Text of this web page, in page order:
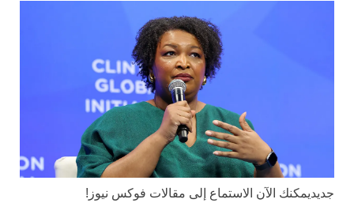
جديديمكنك الآن الاستماع إلى مقالات فوكس نيوز!